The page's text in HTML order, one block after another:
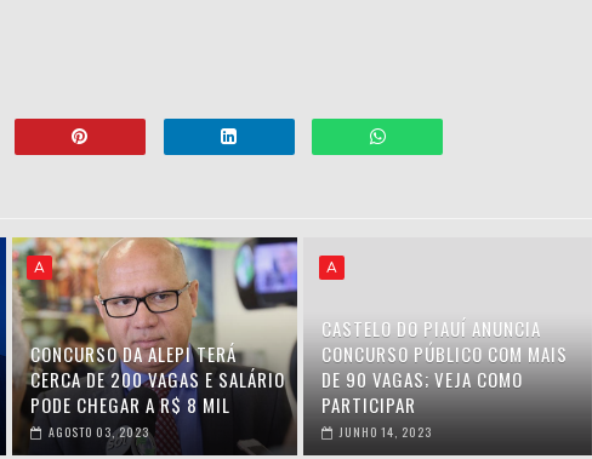
A
CONCURSO DA ALEPI TERÁ
CERCA DE 200 VAGAS E SALÁRIO
PODE CHEGAR A R$ 8 MIL
AGOSTO 03, 2023
A
CASTELO DO PIAUÍ ANUNCIA
CONCURSO PÚBLICO COM MAIS
DE 90 VAGAS; VEJA COMO
PARTICIPAR
JUNHO 14, 2023